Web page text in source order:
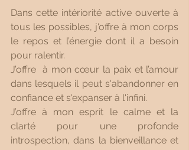
Dans cette intériorité active ouverte à
tous les possibles, j'offre à mon corps
le repos et l’énergie dont il a besoin
pour ralentir.
J’offre  à mon cœur la paix et l’amour
dans lesquels il peut s'abandonner en
confiance et s'expanser à l'infini.
J’offre à mon esprit le calme et la
clarté pour une profonde
introspection, dans la bienveillance et